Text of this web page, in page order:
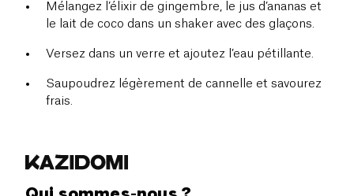
Mélangez l’élixir de gingembre, le jus d’ananas et
le lait de coco dans un shaker avec des glaçons.
Versez dans un verre et ajoutez l’eau pétillante.
Saupoudrez légèrement de cannelle et savourez
frais.